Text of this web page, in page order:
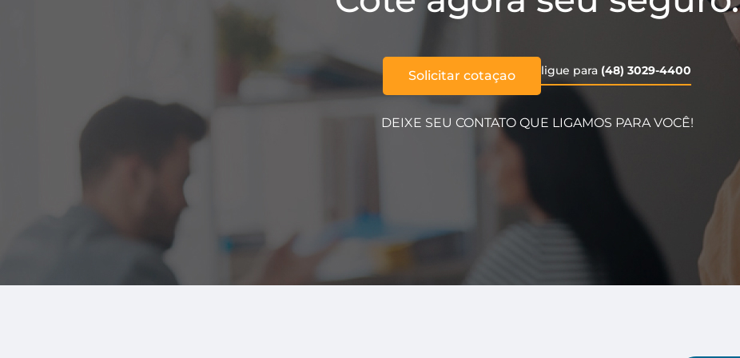
Solicitar cotaçao ligue para (48) 3029-4400
DEIXE SEU CONTATO QUE LIGAMOS PARA VOCÊ!